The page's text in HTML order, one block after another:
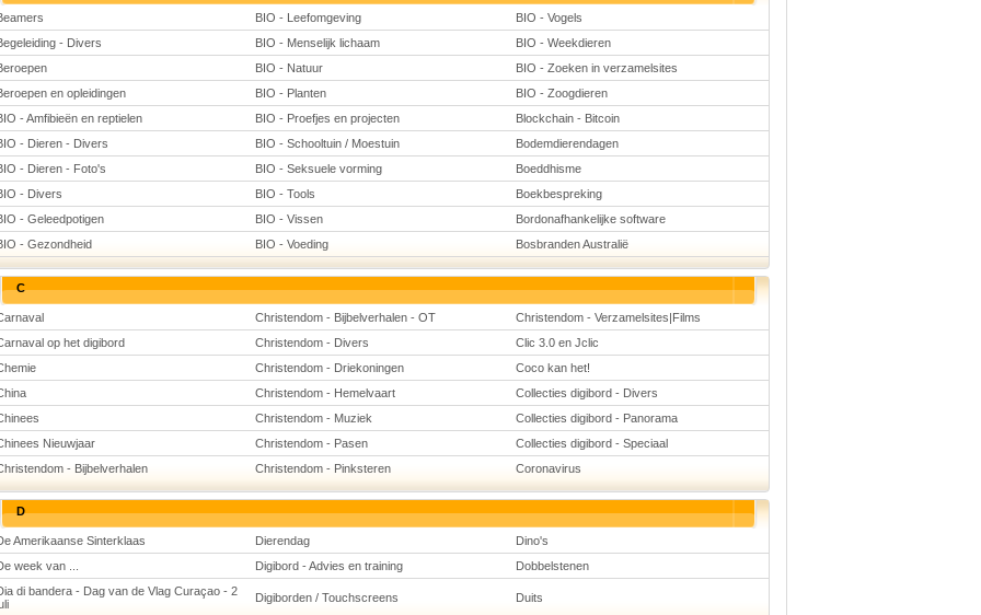
BIO - Leefomgeving
BIO - Vogels
- Divers
BIO - Menselijk lichaam
BIO - Weekdieren
BIO - Natuur
BIO - Zoeken in verzamelsites
en opleidingen
BIO - Planten
BIO - Zoogdieren
- Amfibieën en reptielen
BIO - Proefjes en projecten
Blockchain - Bitcoin
- Dieren - Divers
BIO - Schooltuin / Moestuin
Bodemdierendagen
- Dieren - Foto's
BIO - Seksuele vorming
Boeddhisme
- Divers
BIO - Tools
Boekbespreking
- Geleedpotigen
BIO - Vissen
Bordonafhankelijke software
- Gezondheid
BIO - Voeding Bosbranden Australië
C
Christendom - Bijbelverhalen - OT
Christendom - Verzamelsites|Films
op het digibord
Christendom - Divers
Clic 3.0 en Jclic
Christendom - Driekoningen
Coco kan het!
Christendom - Hemelvaart
Collecties digibord - Divers
Christendom - Muziek
Collecties digibord - Panorama
Nieuwjaar
Christendom - Pasen
Collecties digibord - Speciaal
- Bijbelverhalen
Christendom - Pinksteren Coronavirus
D
Amerikaanse Sinterklaas Dierendag
Dino's
week van ...
Digibord - Advies en training
Dobbelstenen
di bandera - Dag van de Vlag Curaçao - 2
Digiborden / Touchscreens Duits